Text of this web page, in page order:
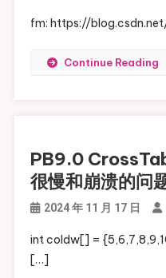
fm: https://
Continue Reading
PB9.0
很慢和崩溃的问
2024 年 11 月 17 日
int coldw[] =
[…]